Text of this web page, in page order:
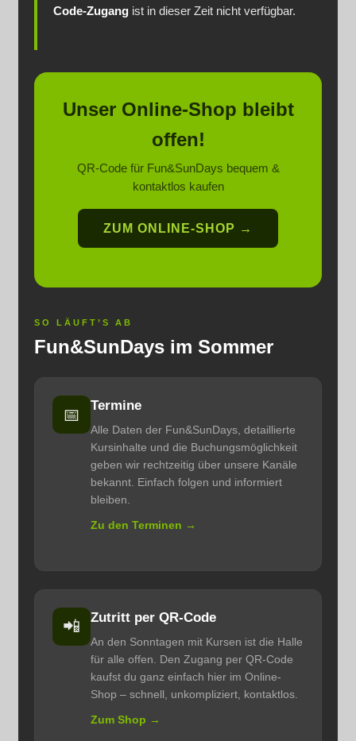
Zahlungsweisen
Code-Zugangist in dieser Zeit nicht verfügbar.
Unser Online-Shop bleibt
offen!
QR-Code für Fun&SunDays bequem &
kontaktlos kaufen
ZUM ONLINE-SHOP →
SO LÄUFT’S AB
Fun&SunDays im Sommer
📅 Termine
Alle Daten der Fun&SunDays, detaillierte
Kursinhalte und die Buchungsmöglichkeit
geben wir rechtzeitig über unsere Kanäle
bekannt. Einfach folgen und informiert
bleiben.
Zu den Terminen →
📲 Zutritt per QR-Code
An den Sonntagen mit Kursen ist die Halle
für alle offen. Den Zugang per QR-Code
kaufst du ganz einfach hier im Online-
Shop – schnell, unkompliziert, kontaktlos.
Zum Shop →